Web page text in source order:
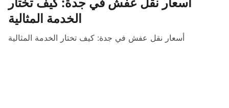
الخدمة المثالية
أسعار نقل عفش في جدة: كيف تختار الخدمة المثالية